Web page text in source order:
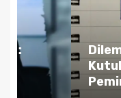
Dilema
Kutukan
Pemimpin